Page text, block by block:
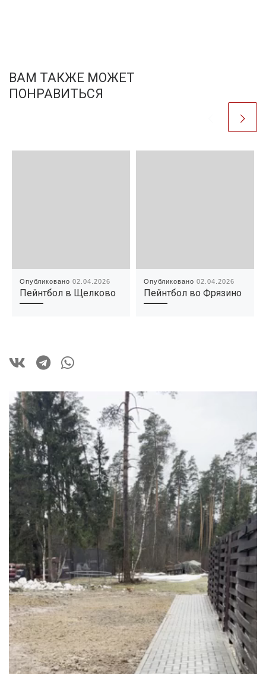
ВАМ ТАКЖЕ МОЖЕТ
ПОНРАВИТЬСЯ
Опубликовано 02.04.2026
Пейнтбол в Щелково
Опубликовано 02.04.2026
Пейнтбол во Фрязино